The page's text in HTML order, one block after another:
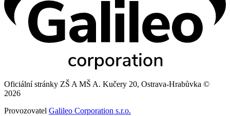
Oficiální stránky ZŠ A MŠ A. Kučery 20, Ostrava-Hrabůvka ©
2026
Provozovatel Galileo Corporation s.r.o.